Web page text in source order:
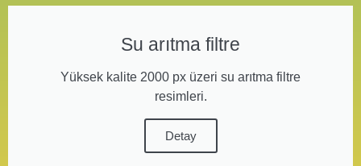
Su arıtma filtre
Yüksek kalite 2000 px üzeri su arıtma filtre
resimleri.
Detay